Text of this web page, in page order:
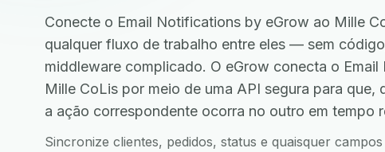
Conecte o Email Notifications by eGrow ao Mille
qualquer fluxo de trabalho entre eles — sem
middleware complicado. O eGrow conecta o
Mille CoLis por meio de uma API segura para que,
a ação correspondente ocorra no outro em tempo
Sincronize clientes, pedidos, status e quaisquer